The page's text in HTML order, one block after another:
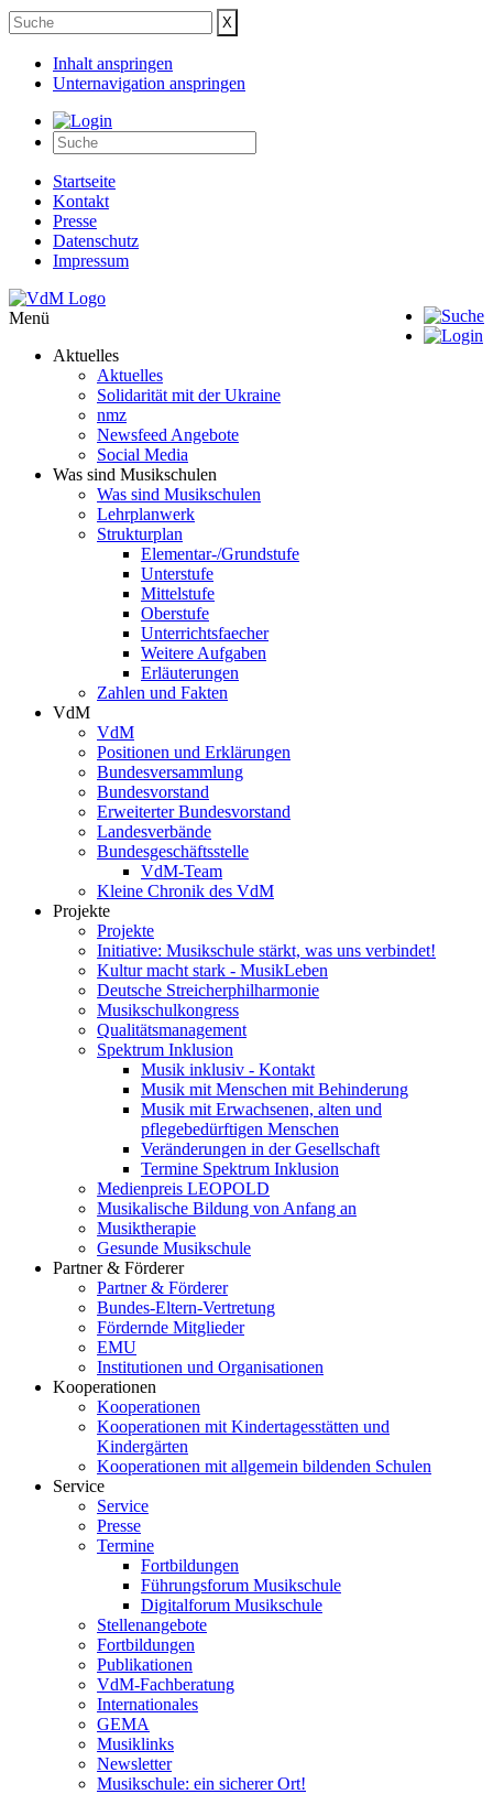
Inhalt anspringen
Unternavigation anspringen
Startseite
Kontakt
Presse
Datenschutz
Impressum
Menü
Aktuelles
Aktuelles
Solidarität mit der Ukraine
nmz
Newsfeed Angebote
Social Media
Was sind Musikschulen
Was sind Musikschulen
Lehrplanwerk
Strukturplan
Elementar-/Grundstufe
Unterstufe
Mittelstufe
Oberstufe
Unterrichtsfaecher
Weitere Aufgaben
Erläuterungen
Zahlen und Fakten
VdM
VdM
Positionen und Erklärungen
Bundesversammlung
Bundesvorstand
Erweiterter Bundesvorstand
Landesverbände
Bundesgeschäftsstelle
VdM-Team
Kleine Chronik des VdM
Projekte
Projekte
Initiative: Musikschule stärkt, was uns verbindet!
Kultur macht stark - MusikLeben
Deutsche Streicherphilharmonie
Musikschulkongress
Qualitätsmanagement
Spektrum Inklusion
Musik inklusiv - Kontakt
Musik mit Menschen mit Behinderung
Musik mit Erwachsenen, alten und
pflegebedürftigen Menschen
Veränderungen in der Gesellschaft
Termine Spektrum Inklusion
Medienpreis LEOPOLD
Musikalische Bildung von Anfang an
Musiktherapie
Gesunde Musikschule
Partner & Förderer
Partner & Förderer
Bundes-Eltern-Vertretung
Fördernde Mitglieder
EMU
Institutionen und Organisationen
Kooperationen
Kooperationen
Kooperationen mit Kindertagesstätten und
Kindergärten
Kooperationen mit allgemein bildenden Schulen
Service
Service
Presse
Termine
Fortbildungen
Führungsforum Musikschule
Digitalforum Musikschule
Stellenangebote
Fortbildungen
Publikationen
VdM-Fachberatung
Internationales
GEMA
Musiklinks
Newsletter
Musikschule: ein sicherer Ort!